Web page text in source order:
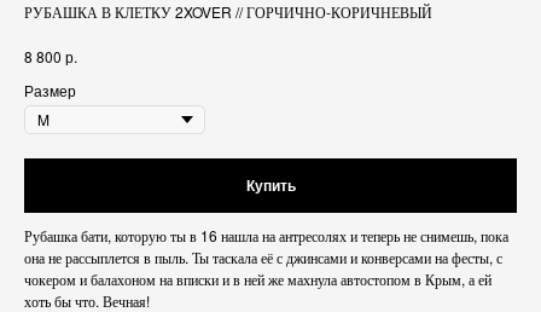
РУБАШКА В КЛЕТКУ 2XOVER // ГОРЧИЧНО-КОРИЧНЕВЫЙ
8 800 р.
Размер
Купить
Рубашка бати, которую ты в 16 нашла на антресолях и теперь не снимешь, пока
она не рассыплется в пыль. Ты таскала её с джинсами и конверсами на фесты, с
чокером и балахоном на вписки и в ней же махнула автостопом в Крым, а ей
хоть бы что. Вечная!